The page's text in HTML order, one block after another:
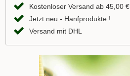
Kostenloser Versand ab 45,00 €
Jetzt neu - Hanfprodukte !
Versand mit DHL